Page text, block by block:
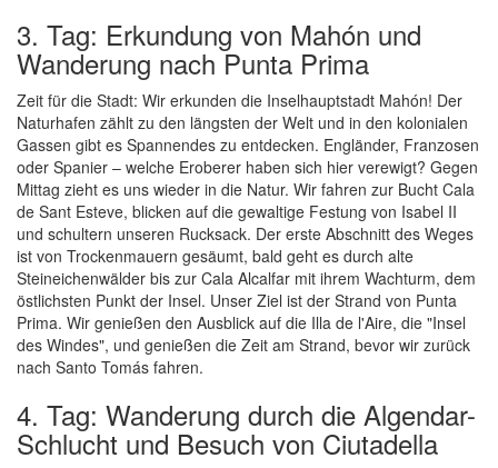
3. Tag: Erkundung von Mahón und
Wanderung nach Punta Prima
Zeit für die Stadt: Wir erkunden die Inselhauptstadt Mahón! Der
Naturhafen zählt zu den längsten der Welt und in den kolonialen
Gassen gibt es Spannendes zu entdecken. Engländer, Franzosen
oder Spanier – welche Eroberer haben sich hier verewigt? Gegen
Mittag zieht es uns wieder in die Natur. Wir fahren zur Bucht Cala
de Sant Esteve, blicken auf die gewaltige Festung von Isabel II
und schultern unseren Rucksack. Der erste Abschnitt des Weges
ist von Trockenmauern gesäumt, bald geht es durch alte
Steineichenwälder bis zur Cala Alcalfar mit ihrem Wachturm, dem
östlichsten Punkt der Insel. Unser Ziel ist der Strand von Punta
Prima. Wir genießen den Ausblick auf die Illa de l'Aire, die "Insel
des Windes", und genießen die Zeit am Strand, bevor wir zurück
nach Santo Tomás fahren.
4. Tag: Wanderung durch die Algendar-
Schlucht und Besuch von Ciutadella